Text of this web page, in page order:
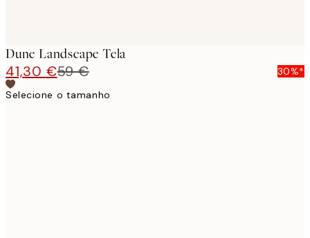
Dune Landscape Tela
41,30 €59 €
30%*
Selecione o tamanho